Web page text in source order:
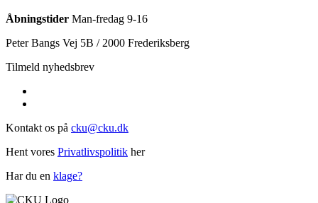
Åbningstider Man-fredag 9-16
Peter Bangs Vej 5B / 2000 Frederiksberg
Tilmeld nyhedsbrev
Kontakt os på cku@cku.dk
Hent vores Privatlivspolitik her
Har du en klage?